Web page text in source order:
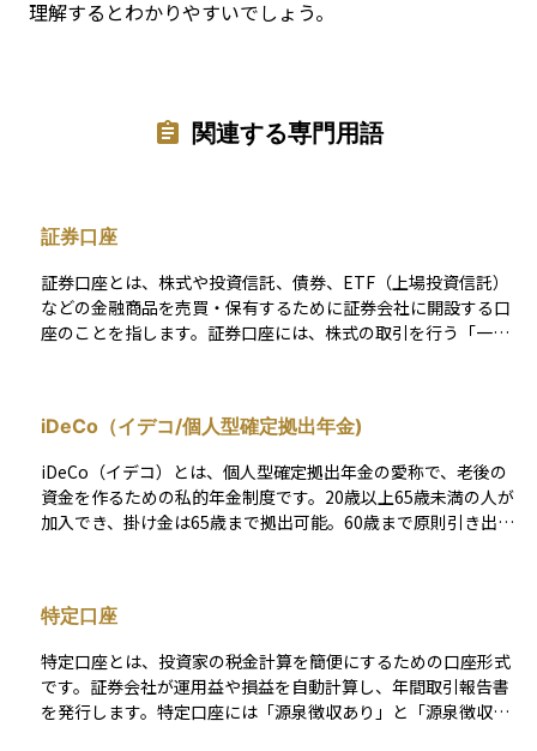
理解するとわかりやすいでしょう。
関連する専門用語
証券口座
証券口座とは、株式や投資信託、債券、ETF（上場投資信託）
などの金融商品を売買・保有するために証券会社に開設する口
座のことを指します。証券口座には、株式の取引を行う「一般
ことが可能になります。特定口座（源泉徴収あり）を選択する
と、証券会社が税金の計算と納税を代行してくれるため、確定
申告の手間を省くことができます。一方、NISA口座では一定額
までの投資利益が非課税となるメリットがあります。 なお、iD
eCo（個人型確定拠出年金）口座も投資信託などを運用できる
されます。投資を始める際には、自身の投資目的や税制面を考
iDeCo（イデコ/個人型確定拠出年金)
iDeCo（イデコ）とは、個人型確定拠出年金の愛称で、老後の
資金を作るための私的年金制度です。20歳以上65歳未満の人が
加入でき、掛け金は65歳まで拠出可能。60歳まで原則引き出せ
の手続きが必要です。 投資信託や定期預金、生命保険などの金
融商品で運用し、税制優遇を受けられます。積立時は掛金が全
額所得控除の対象となり、運用時は運用益が非課税、受取時も
一定額が非課税になるなどのメリットがあります。 一方で、証
券口座と異なり各種手数料がかかること、途中引き出しが原則
特定口座
特定口座とは、投資家の税金計算を簡便にするための口座形式
です。証券会社が運用益や損益を自動計算し、年間取引報告書
を発行します。特定口座には「源泉徴収あり」と「源泉徴収な